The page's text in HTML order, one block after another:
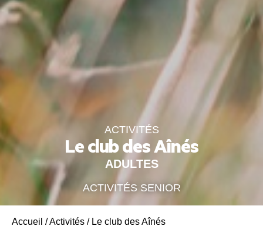
ACTIVITÉS
Le club des Aînés
ADULTES
ACTIVITÉS SENIOR
Accueil /Activités / Le club des Aînés